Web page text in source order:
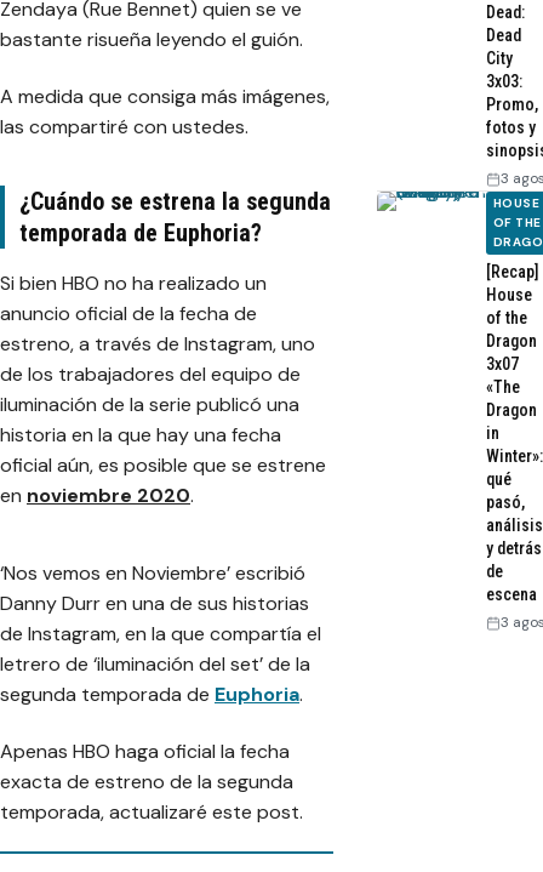
a
y
n
l
e
c
u
a
d
e
l
g
u
i
ó
e
p
h
o
a
T
e
p
o
r
T
e
o
d
2
:
A
n
g
u
s
C
u
F
e
z
)
y
Z
n
Zendaya (Rue Bennet) quien se ve
bastante risueña leyendo el guión.
A medida que consiga más imágenes,
las compartiré con ustedes.
¿Cuándo se estrena la segunda
temporada de Euphoria?
Si bien HBO no ha realizado un
anuncio oficial de la fecha de
estreno, a través de Instagram, uno
de los trabajadores del equipo de
iluminación de la serie publicó una
historia en la que hay una fecha
oficial aún, es posible que se estrene
en noviembre 2020.
‘Nos vemos en Noviembre’escribió
Danny Durr en una de sus historias
de Instagram, en la que compartía el
letrero de ‘iluminación del set’ de la
segunda temporada de Euphoria.
Apenas HBO haga oficial la fecha
exacta de estreno de la segunda
temporada, actualizaré este post.
Dead:
Dead
City
3x03:
Promo,
fotos y
3
HOUSE
OF THE
[Recap]
House
of the
Dragon
3x07
«The
Dragon
in
Winter»:
qué
pasó,
análisis
y detrás
de
escena
3